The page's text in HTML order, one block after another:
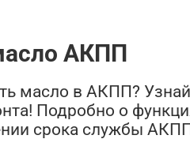
АКПП
масло в АКПП?
Подробно о
срока службы